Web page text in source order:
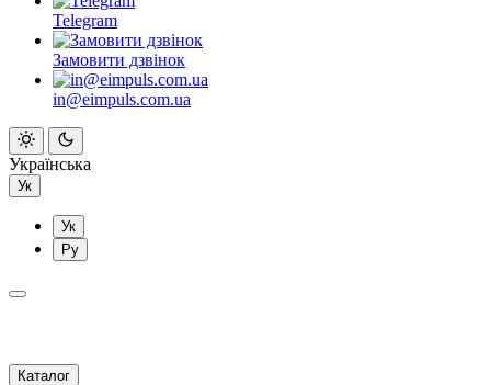
Telegram
Замовити дзвінок
in@eimpuls.com.ua
Українська
Ук
Ук
Ру
Каталог